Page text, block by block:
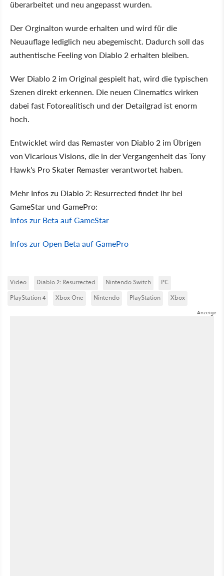
überarbeitet und neu angepasst wurden.
Der Orginalton wurde erhalten und wird für die
Neuauflage lediglich neu abegemischt. Dadurch soll das
authentische Feeling von Diablo 2 erhalten bleiben.
Wer Diablo 2 im Original gespielt hat, wird die typischen
Szenen direkt erkennen. Die neuen Cinematics wirken
dabei fast Fotorealitisch und der Detailgrad ist enorm
hoch.
Entwicklet wird das Remaster von Diablo 2 im Übrigen
von Vicarious Visions, die in der Vergangenheit das Tony
Hawk's Pro Skater Remaster verantwortet haben.
Mehr Infos zu Diablo 2: Resurrected findet ihr bei
GameStar und GamePro:
Infos zur Beta auf GameStar
Infos zur Open Beta auf GamePro
Video Diablo 2: Resurrected Nintendo Switch
PC
PlayStation 4
Xbox One Nintendo PlayStation Xbox